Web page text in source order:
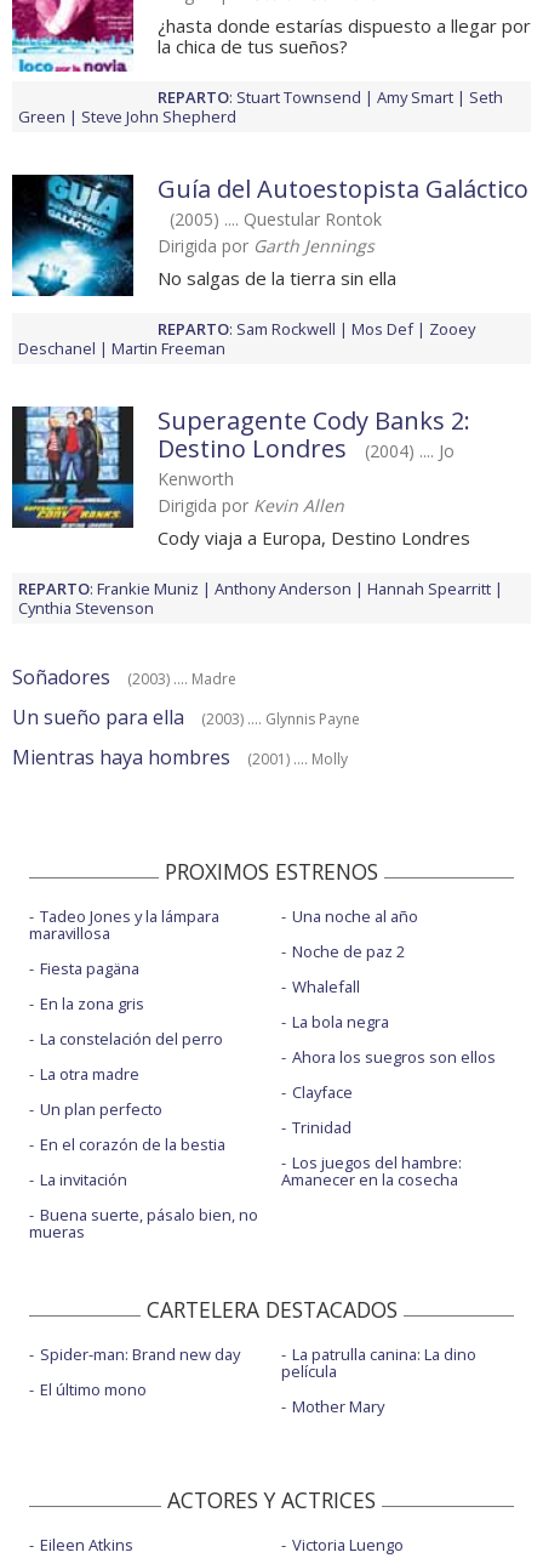
¿hasta donde estarías dispuesto a llegar por
la chica de tus sueños?
REPARTO: Stuart Townsend Amy Smart
Seth
Green
Steve John Shepherd
Guía del Autoestopista Galáctico
(2005) .... Questular Rontok
Dirigida por Garth Jennings
No salgas de la tierra sin ella
REPARTO: Sam Rockwell Mos Def
Zooey
Deschanel
Martin Freeman
Superagente Cody Banks 2:
Destino Londres
(2004) .... Jo
Kenworth
Dirigida por Kevin Allen
Cody viaja a Europa, Destino Londres
REPARTO: Frankie Muniz Anthony Anderson
Hannah Spearritt
Cynthia Stevenson
Soñadores (2003) .... Madre
Un sueño para ella (2003) .... Glynnis Payne
Mientras haya hombres (2001) .... Molly
PROXIMOS ESTRENOS
Tadeo Jones y la lámpara
maravillosa
Fiesta pagäna
En la zona gris
La constelación del perro
La otra madre
Un plan perfecto
En el corazón de la bestia
La invitación
Buena suerte, pásalo bien, no
mueras
Una noche al año
Noche de paz 2
Whalefall
La bola negra
Ahora los suegros son ellos
Clayface
Trinidad
Los juegos del hambre:
Amanecer en la cosecha
CARTELERA DESTACADOS
Spider-man: Brand new day
El último mono
La patrulla canina: La dino
película
Mother Mary
ACTORES Y ACTRICES
Eileen Atkins
Victoria Luengo